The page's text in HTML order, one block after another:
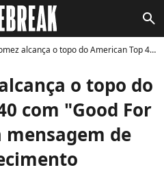
search
o topo do American Top 40 com "Good For You" e grava mensagem de agradecimento
o topo do
com "Good For
mensagem de